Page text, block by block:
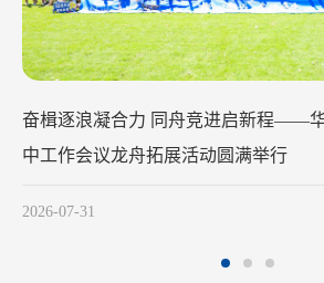
华友钴业2026年中工作会议在苏州召开